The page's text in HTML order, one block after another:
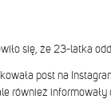
się, że 23-latka
post na
również informowały